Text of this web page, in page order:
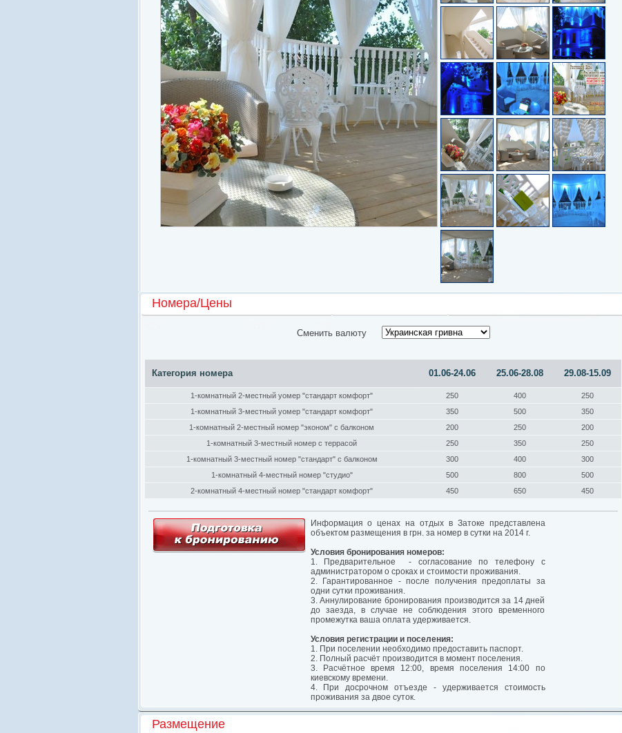
Территория
Кафе
Номера/Цены
Сменить валюту
Категория номера 01.06-24.06 25.06-28.08 29.08-15.09
1-комнатный 2-местный yомер "стандарт комфорт" 250 400
250
1-комнатный 3-местный yомер "стандарт комфорт"
350 500
350
1-комнатный 2-местный номер "эконом" с балконом
200 250
200
1-комнатный 3-местный номер с террасой
250 350
250
1-комнатный 3-местный номер "стандарт" с балконом
300 400
300
1-комнатный 4-местный номер "студио"
500 800
500
2-комнатный 4-местный номер "стандарт комфорт"
450 650 450
Информация о ценах на отдых в Затоке представлена
объектом размещения в грн. за номер в сутки на 2014 г.
Условия бронирования номеров:
1. Предварительное - согласование по телефону с
администратором о сроках и стоимости проживания.
2. Гарантированное - после получения предоплаты за
одни сутки проживания.
3. Аннулирование бронирования производится за 14 дней
до заезда, в случае не соблюдения этого временного
промежутка ваша оплата удерживается.
Условия регистрации и поселения:
1. При поселении необходимо предоставить паспорт.
2. Полный расчёт производится в момент поселения.
3. Расчётное время 12:00, время поселения 14:00 по
киевскому времени.
4. При досрочном отъезде - удерживается стоимость
проживания за двое суток.
Размещение